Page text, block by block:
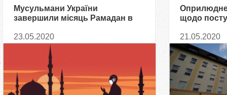
Мусульмани України
завершили місяць Рамадан в
23.05.2020
щодо
релігійних
21.05.2020